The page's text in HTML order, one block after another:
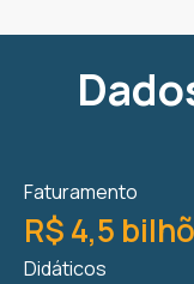
Faturamento
R$ 4,5
Didáticos